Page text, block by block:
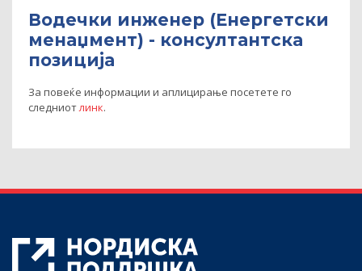
Водечки инженер (Енергетски
менаџмент) - консултантска
позиција
За повеќе информации и аплицирање посетете го
следниотлинк.